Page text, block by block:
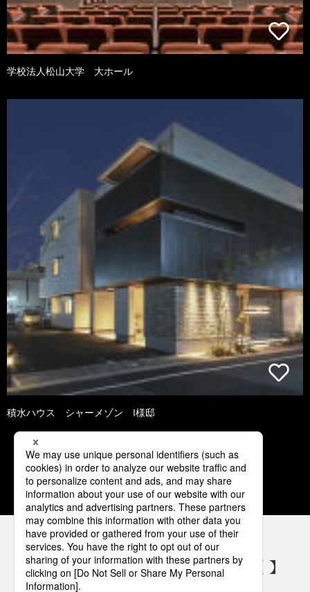
学校法人松山大学 大ホール
積水ハウス シャーメゾン I様邸
3 4 5 6 7
パナソニックの電気設備 SNSアカウント